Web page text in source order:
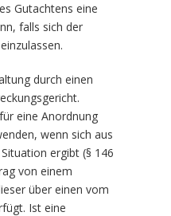
Gutachtens eine
falls sich der
durch einen
eine Anordnung
wenn sich aus
ergibt (§ 146
von einem
über einen vom
Ist eine